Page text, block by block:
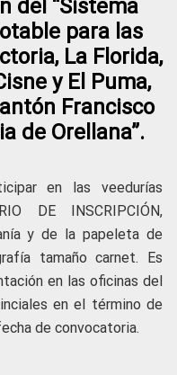
del “Sistema
para las
La Florida,
y El Puma,
Francisco
de Orellana”.
en las veedurías
DE INSCRIPCIÓN,
y de la papeleta de
tamaño carnet. Es
en las oficinas del
en el término de
de convocatoria.